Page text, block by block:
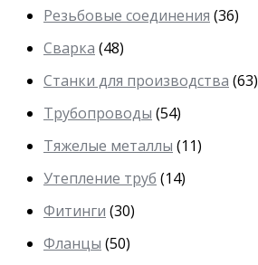
Резьбовые соединения (36)
Сварка (48)
Станки для производства (63)
Трубопроводы (54)
Тяжелые металлы (11)
Утепление труб (14)
Фитинги (30)
Фланцы (50)